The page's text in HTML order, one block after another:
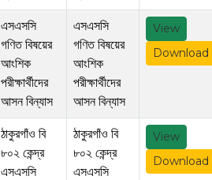
এসএসসি
গণিত বিষয়ের
আংশিক
পরীক্ষার্থীদের
আসন বিন্যাস
এসএসসি
গণিত বিষয়ের
আংশিক
পরীক্ষার্থীদের
আসন বিন্যাস
View
Download
ঠাকুরগাঁও বি
৮০২ কেন্দ্র
এসএসসি
ঠাকুরগাঁও বি
৮০২ কেন্দ্র
এসএসসি
View
Download